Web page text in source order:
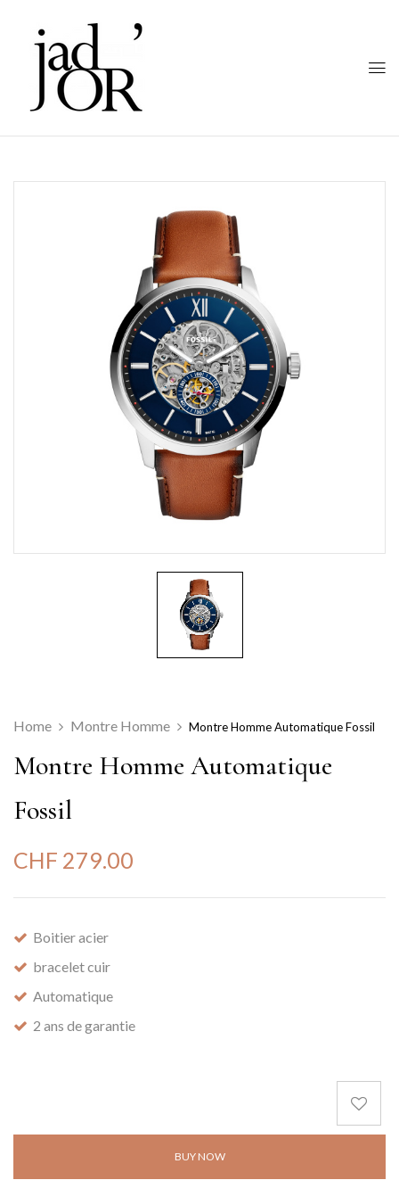
Home Montre Homme Montre Homme Automatique Fossil
Montre Homme Automatique
Fossil
CHF 279.00
Boitier acier
bracelet cuir
Automatique
2 ans de garantie
BUY NOW